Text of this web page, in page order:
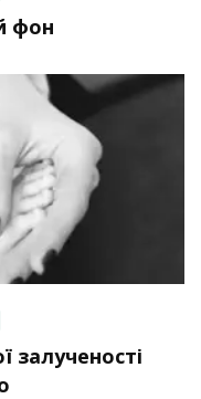
фон
залученості